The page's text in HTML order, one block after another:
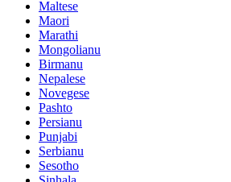
Maltese
Maori
Marathi
Mongolianu
Birmanu
Nepalese
Novegese
Pashto
Persianu
Punjabi
Serbianu
Sesotho